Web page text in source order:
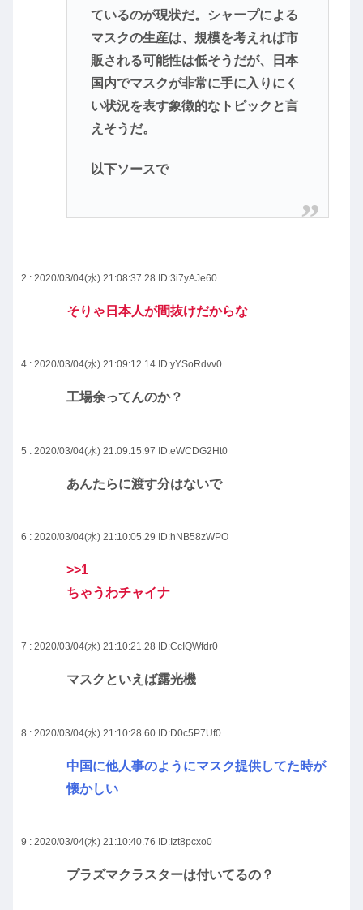
ているのが現状だ。シャープによる
マスクの生産は、規模を考えれば市
販される可能性は低そうだが、日本
国内でマスクが非常に手に入りにく
い状況を表す象徴的なトピックと言
えそうだ。
以下ソースで
2 : 2020/03/04(水) 21:08:37.28 ID:3i7yAJe60
そりゃ日本人が間抜けだからな
4 : 2020/03/04(水) 21:09:12.14 ID:yYSoRdvv0
工場余ってんのか？
5 : 2020/03/04(水) 21:09:15.97 ID:eWCDG2Ht0
あんたらに渡す分はないで
6 : 2020/03/04(水) 21:10:05.29 ID:hNB58zWPO
>>1
ちゃうわチャイナ
7 : 2020/03/04(水) 21:10:21.28 ID:CcIQWfdr0
マスクといえば露光機
8 : 2020/03/04(水) 21:10:28.60 ID:D0c5P7Uf0
中国に他人事のようにマスク提供してた時が
懐かしい
9 : 2020/03/04(水) 21:10:40.76 ID:Izt8pcxo0
プラズマクラスターは付いてるの？